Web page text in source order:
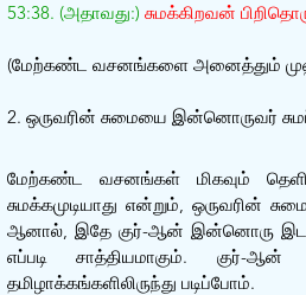
53:38. (அதாவது:) சுமக்கிறவன்
(மேற்கண்ட வசனங்களை அனைத்தும்
2. ஒருவரின் சுமையை இன்னொருவர்
மேற்கண்ட வசனங்கள் மிகவும்
சுமக்கமுடியாது என்றும், ஒருவரின்
ஆனால், இதே குர்-ஆன் இன்னொரு
எப்படி சாத்தியமாகும். குர்-
தமிழாக்கங்களிலிருந்து படிப்போம்.